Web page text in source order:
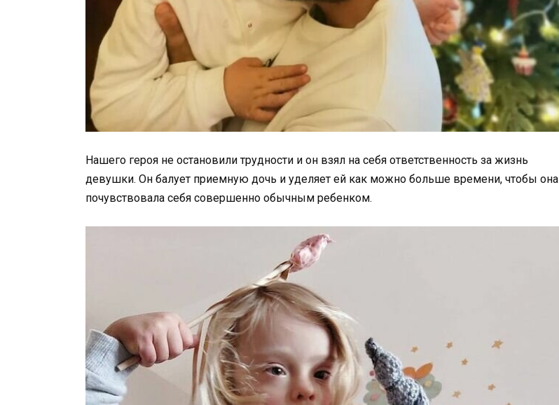
Нашего героя не остановили трудности и он взял на себя ответственность за жизнь
девушки. Он балует приемную дочь и уделяет ей как можно больше времени, чтобы она
почувствовала себя совершенно обычным ребенком.